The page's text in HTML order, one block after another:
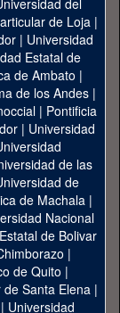
del
de Loja|
| Universidad
Estatal de
de Ambato |
de los Andes|
| Pontificia
| Universidad
de las
de
de Machala|
Nacional
de Bolivar
|
de Quito |
Santa Elena|
| Universidad